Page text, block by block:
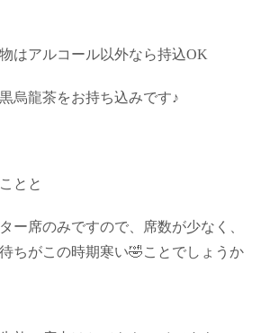
はアルコール以外なら持込OK
烏龍茶をお持ち込みです♪
とと
ー席のみですので、席数が少なく、
ちがこの時期寒い🤣ことでしょうか